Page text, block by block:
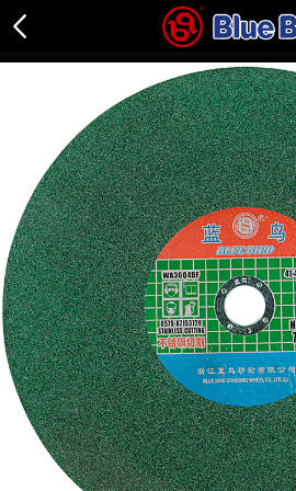
金属磨片
金属切片
不锈钢专用
石材专用
百叶轮
关闭